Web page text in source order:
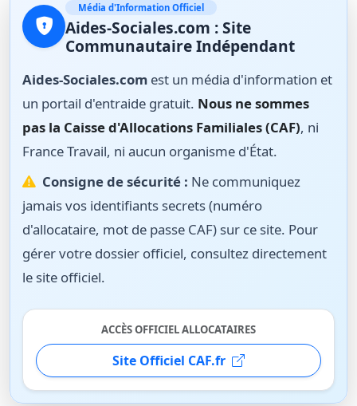
Média d'Information Officiel
Aides-Sociales.com : Site
Communautaire Indépendant
Aides-Sociales.com est un média d'information et
un portail d'entraide gratuit. Nous ne sommes
pas la Caisse d'Allocations Familiales (CAF), ni
France Travail, ni aucun organisme d'État.
Consigne de sécurité : Ne communiquez
jamais vos identifiants secrets (numéro
d'allocataire, mot de passe CAF) sur ce site. Pour
gérer votre dossier officiel, consultez directement
le site officiel.
ACCÈS OFFICIEL ALLOCATAIRES
Site Officiel CAF.fr